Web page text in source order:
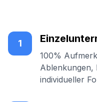
1
100%
Ablenkungen,
individueller